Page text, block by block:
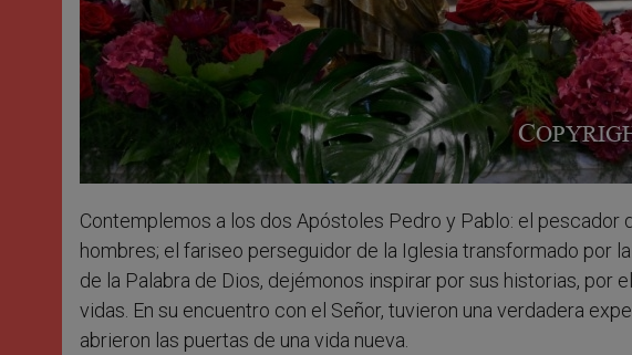
Contemplemos a los dos Apóstoles Pedro y Pablo: el pescador
hombres; el fariseo perseguidor de la Iglesia transformado por
de la Palabra de Dios, dejémonos inspirar por sus historias, por
vidas. En su encuentro con el Señor, tuvieron una verdadera
abrieron las puertas de una vida nueva.